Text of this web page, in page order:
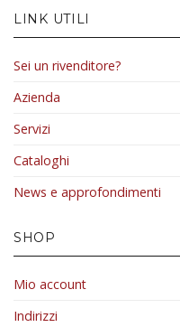
LINK UTILI
Sei un rivenditore?
Azienda
Servizi
Cataloghi
News e approfondimenti
SHOP
Mio account
Indirizzi